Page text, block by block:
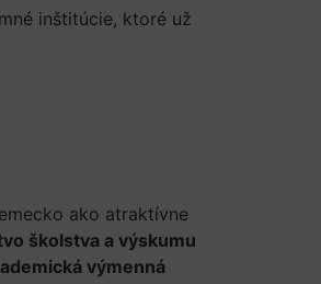
inštitúcie, ktoré už
ako atraktívne
školstva a výskumu
výmenná